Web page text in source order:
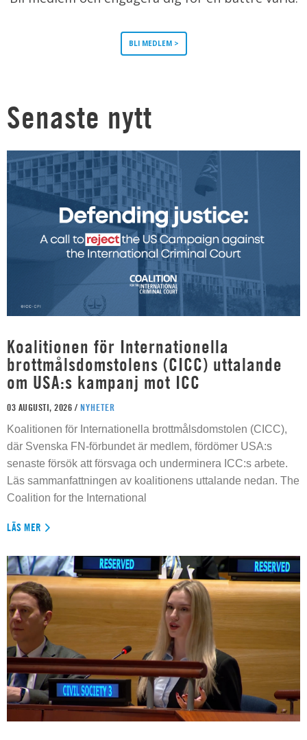
BLI MEDLEM >
Senaste nytt
Koalitionen för Internationella
brottmålsdomstolens (CICC) uttalande
om USA:s kampanj mot ICC
03 AUGUSTI, 2026 / NYHETER
Koalitionen för Internationella brottmålsdomstolen (CICC),
där Svenska FN-förbundet är medlem, fördömer USA:s
senaste försök att försvaga och underminera ICC:s arbete.
Läs sammanfattningen av koalitionens uttalande nedan. The
Coalition for the International
LÄS MER